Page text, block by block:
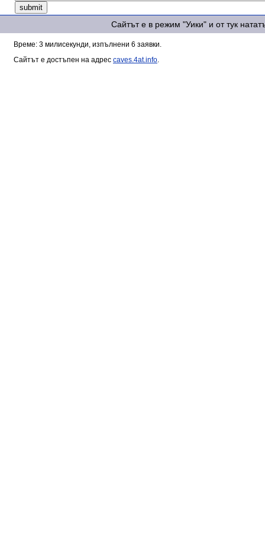
Сайтът е в режим "Уики" и от тук
Време: 3 милисекунди, изпълнени 6 заявки.
Сайтът е достъпен на адрес caves.4at.info.